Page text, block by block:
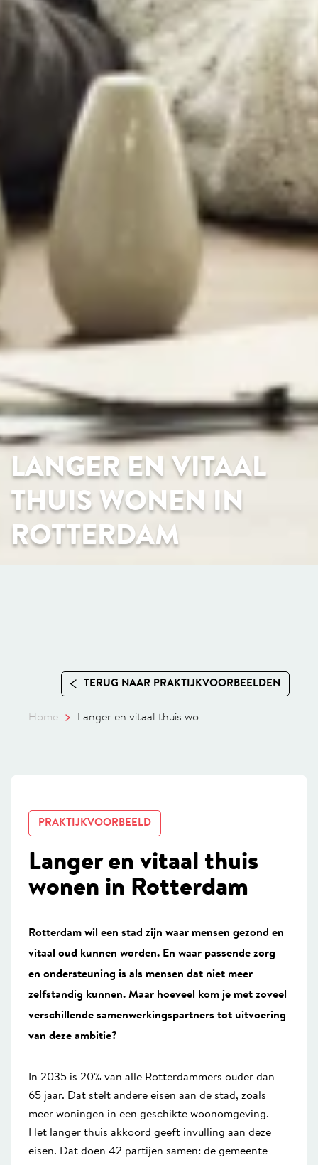
LANGER EN VITAAL
THUIS WONEN IN
ROTTERDAM
TERUG NAAR PRAKTIJKVOORBEELDEN
Home Langer en vitaal thuis wo...
PRAKTIJKVOORBEELD
Langer en vitaal thuis
wonen in Rotterdam
Rotterdam wil een stad zijn waar mensen gezond en
vitaal oud kunnen worden. En waar passende zorg
en ondersteuning is als mensen dat niet meer
zelfstandig kunnen. Maar hoeveel kom je met zoveel
verschillende samenwerkingspartners tot uitvoering
van deze ambitie?
In 2035 is 20% van alle Rotterdammers ouder dan
65 jaar. Dat stelt andere eisen aan de stad, zoals
meer woningen in een geschikte woonomgeving.
Het langer thuis akkoord geeft invulling aan deze
eisen. Dat doen 42 partijen samen: de gemeente